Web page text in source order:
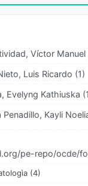
Víctor Manuel
Luis Ricardo (1)
Evelyng Kathiuska
Penadillo, Kayli
pe-repo/ocde/
(4)